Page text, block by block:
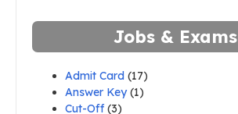
Jobs & Exams
Admit Card (17)
Answer Key(1)
Cut-Off(3)